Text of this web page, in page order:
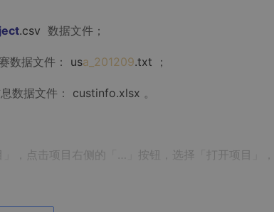
.csv 数据文件；
数据文件： usa_201209.txt ；
数据文件： custinfo.xlsx 。
，点击项目右侧的「…」按钮，选择「打开项目」，